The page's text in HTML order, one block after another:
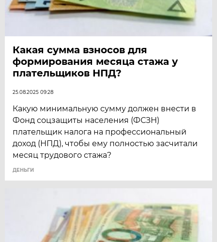
Какая сумма взносов для
формирования месяца стажа у
плательщиков НПД?
25.08.2025 09:28
Какую минимальную сумму должен внести в
Фонд соцзащиты населения (ФСЗН)
плательщик налога на профессиональный
доход (НПД), чтобы ему полностью засчитали
месяц трудового стажа?
ДЕНЬГИ